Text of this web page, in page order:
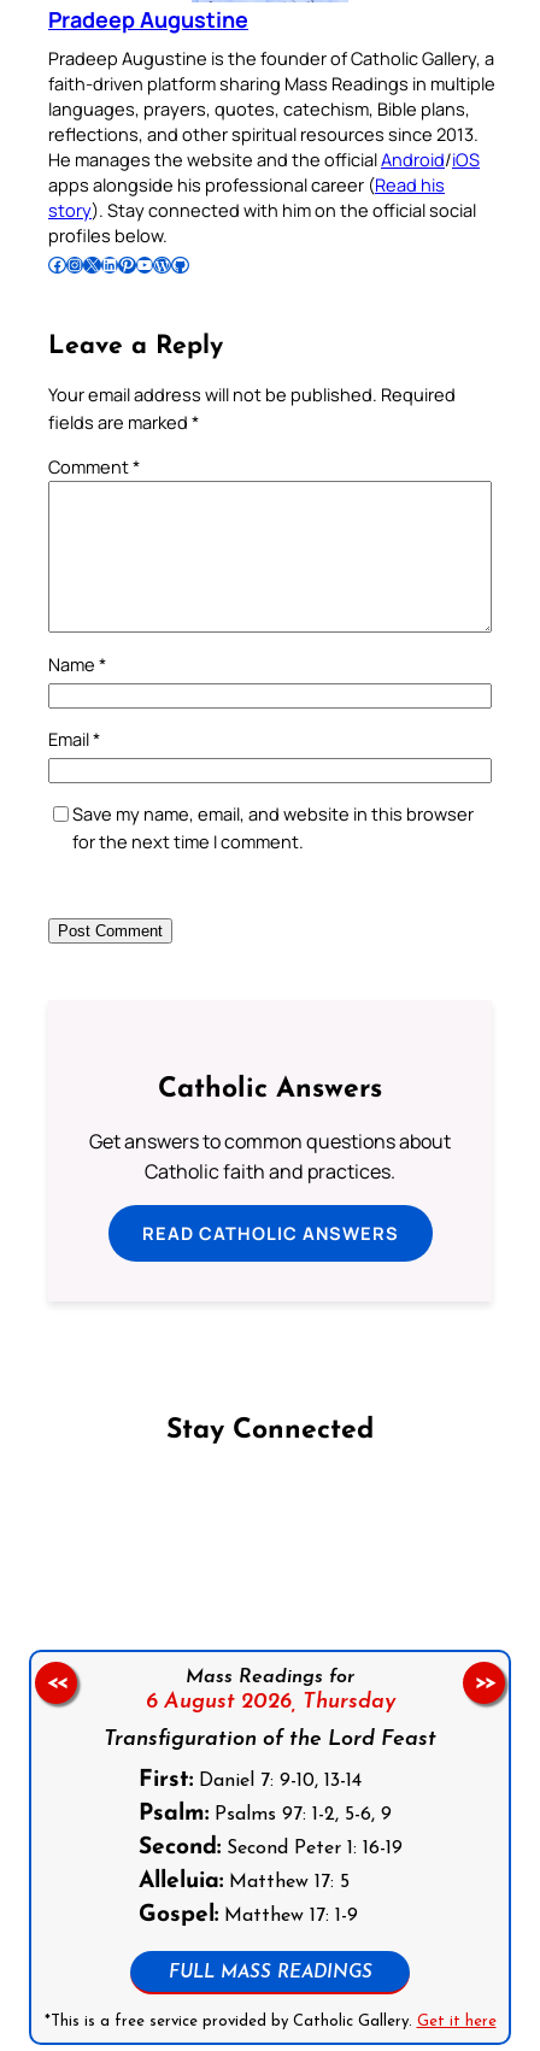
Pradeep Augustine
Pradeep Augustine is the founder of Catholic Gallery, a
faith-driven platform sharing Mass Readings in multiple
languages, prayers, quotes, catechism, Bible plans,
reflections, and other spiritual resources since 2013.
He manages the website and the officialAndroid/iOS
apps alongside his professional career (Read his
story). Stay connected with him on the official social
profiles below.
Follow Pradeep on Facebook Follow Pradeep on InstagramFollow Pradeep on X Follow Pradeep on LinkedIn Follow Pradeep on Pinterest Subscribe to Pradeep’s Youtube Channel Follow Pradeep on WordPress Follow Pradeep on GitHub
Leave a Reply
Your email address will not be published. Required
fields are marked *
Comment*
Name *
Email*
Save my name, email, and website in this browser
for the next time I comment.
Catholic Answers
Get answers to common questions about
Catholic faith and practices.
READ CATHOLIC ANSWERS
Stay Connected
Mass Readings for
6 August 2026,
Thursday
Transfiguration of the Lord Feast
First:Daniel 7: 9-10, 13-14
Psalm:Psalms 97: 1-2, 5-6, 9
Second:Second Peter 1: 16-19
Alleluia:Matthew 17: 5
Gospel:Matthew 17: 1-9
FULL MASS READINGS
*This is a free service provided by Catholic Gallery. Get it here
<< >>